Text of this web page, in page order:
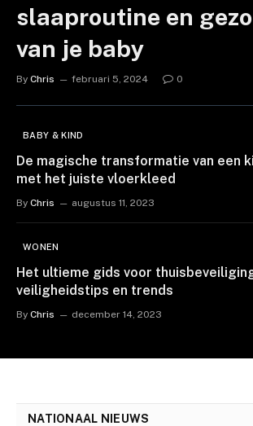
slaaproutine en
van je baby
By Chris februari 5, 2024 0
BABY & KIND
De magische transformatie van een
met het juiste vloerkleed
By Chris augustus 11, 2023
WONEN
Het ultieme gids voor
veiligheidstips en trends
By Chris december 14, 2023
NATIONAAL NIEUWS